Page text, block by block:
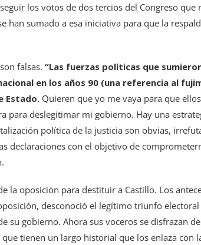
los votos de dos tercios del Congreso que
han sumado a esa iniciativa para que la
falsas. “Las fuerzas políticas que
en los años 90 (una referencia al
Estado. Quieren que yo me vaya para que
para deslegitimar mi gobierno. Hay una
política de la justicia son obvias,
declaraciones con el objetivo de
la oposición para destituir a Castillo. Los
desconoció el legítimo triunfo electoral
su gobierno. Ahora sus voceros se disfrazan
tienen un largo historial que los enlaza con